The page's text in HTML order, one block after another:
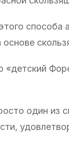
«детский
один из